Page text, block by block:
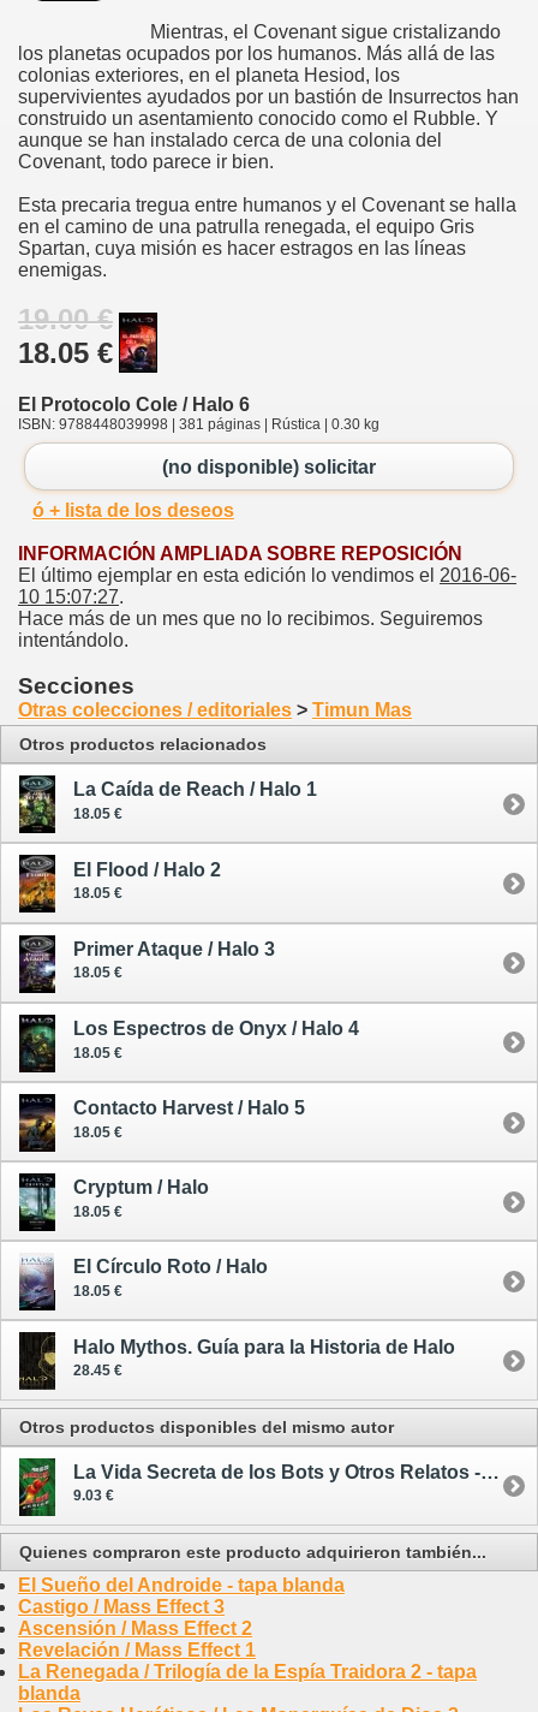
Mientras, el Covenant sigue cristalizando
los planetas ocupados por los humanos. Más allá de las
colonias exteriores, en el planeta Hesiod, los
supervivientes ayudados por un bastión de Insurrectos han
construido un asentamiento conocido como el Rubble. Y
aunque se han instalado cerca de una colonia del
Covenant, todo parece ir bien.
Esta precaria tregua entre humanos y el Covenant se halla
en el camino de una patrulla renegada, el equipo Gris
Spartan, cuya misión es hacer estragos en las líneas
enemigas.
19.00 €
18.05 €
El Protocolo Cole / Halo 6
ISBN: 9788448039998 | 381 páginas | Rústica | 0.30 kg
(no disponible) solicitar
ó + lista de los deseos
INFORMACIÓN AMPLIADA SOBRE REPOSICIÓN
El último ejemplar en esta edición lo vendimos el 2016-06-
10 15:07:27.
Hace más de un mes que no lo recibimos. Seguiremos
intentándolo.
Secciones
Otras colecciones / editoriales > Timun Mas
Otros productos relacionados
La Caída de Reach / Halo 1
18.05 €
El Flood / Halo 2
18.05 €
Primer Ataque / Halo 3
18.05 €
Los Espectros de Onyx / Halo 4
18.05 €
Contacto Harvest / Halo 5
18.05 €
Cryptum / Halo
18.05 €
El Círculo Roto / Halo
18.05 €
Halo Mythos. Guía para la Historia de Halo
28.45 €
Otros productos disponibles del mismo autor
La Vida Secreta de los Bots y Otros Relatos - ilustrado
9.03 €
Quienes compraron este producto adquirieron también...
El Sueño del Androide - tapa blanda
Castigo / Mass Effect 3
Ascensión / Mass Effect 2
Revelación / Mass Effect 1
La Renegada / Trilogía de la Espía Traidora 2 - tapa
blanda